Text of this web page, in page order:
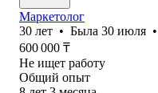
Маркетолог
30 лет • Была 30 июля •
600 000 ₸
Не ищет работу
Общий опыт